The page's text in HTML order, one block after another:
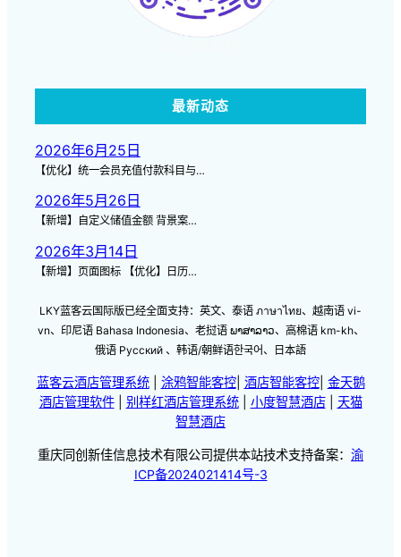
最新动态
2026年6月25日
【优化】统一会员充值付款科目与…
2026年5月26日
【新增】自定义储值金额 背景案…
2026年3月14日
【新增】页面图标 【优化】日历…
LKY蓝客云国际版已经全面支持：英文、泰语 ภาษาไทย、越南语 vi-
vn、印尼语 Bahasa Indonesia、老挝语 ພາສາລາວ、高棉语 km-kh、
俄语 Русский 、韩语/朝鲜语한국어、日本語
蓝客云酒店管理系统| 涂鸦智能客控| 酒店智能客控| 金天鹅
酒店管理软件| 别样红酒店管理系统| 小度智慧酒店| 天猫
智慧酒店
重庆同创新佳信息技术有限公司提供本站技术支持备案： 渝
ICP备2024021414号-3